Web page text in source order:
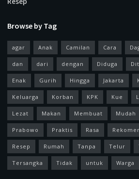
Browse by Tag
agar Anak Camilan Cara
dan dari dengan Diduga
Enak Gurih Hingga Jakarta
Keluarga Korban KPK Kue
Lezat Makan Membuat Mudah
Prabowo Praktis Rasa
Resep Rumah Tanpa Telur
Tersangka Tidak untuk Warga